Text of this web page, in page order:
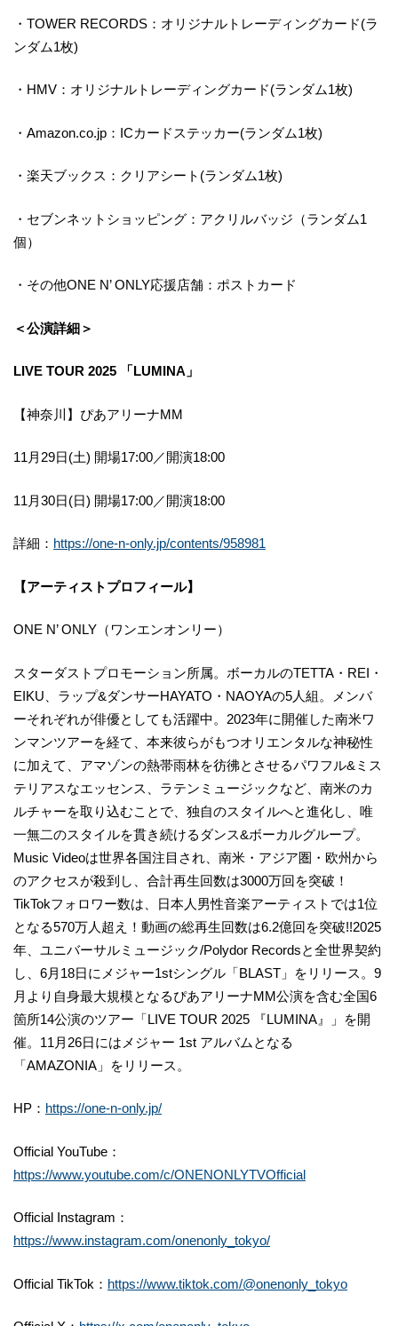
・TOWER RECORDS：オリジナルトレーディングカード(ラ
ンダム1枚)
・HMV：オリジナルトレーディングカード(ランダム1枚)
・Amazon.co.jp：ICカードステッカー(ランダム1枚)
・楽天ブックス：クリアシート(ランダム1枚)
・セブンネットショッピング：アクリルバッジ（ランダム1
個）
・その他ONE N’ ONLY応援店舗：ポストカード
＜公演詳細＞
LIVE TOUR 2025 「LUMINA」
【神奈川】ぴあアリーナMM
11月29日(土) 開場17:00／開演18:00
11月30日(日) 開場17:00／開演18:00
詳細： https://one-n-only.jp/contents/958981
【アーティストプロフィール】
ONE N’ ONLY（ワンエンオンリー）
スターダストプロモーション所属。ボーカルのTETTA・REI・
EIKU、ラップ&ダンサーHAYATO・NAOYAの5人組。メンバ
ーそれぞれが俳優としても活躍中。2023年に開催した南米ワ
ンマンツアーを経て、本来彼らがもつオリエンタルな神秘性
に加えて、アマゾンの熱帯雨林を彷彿とさせるパワフル&ミス
テリアスなエッセンス、ラテンミュージックなど、南米のカ
ルチャーを取り込むことで、独自のスタイルへと進化し、唯
一無二のスタイルを貫き続けるダンス&ボーカルグループ。
Music Videoは世界各国注目され、南米・アジア圏・欧州から
のアクセスが殺到し、合計再生回数は3000万回を突破！
TikTokフォロワー数は、日本人男性音楽アーティストでは1位
となる570万人超え！動画の総再生回数は6.2億回を突破!!2025
年、ユニバーサルミュージック/Polydor Recordsと全世界契約
し、6月18日にメジャー1stシングル「BLAST」をリリース。9
月より自身最大規模となるぴあアリーナMM公演を含む全国6
箇所14公演のツアー「LIVE TOUR 2025 『LUMINA』」を開
催。11月26日にはメジャー 1st アルバムとなる
「AMAZONIA」をリリース。
HP： https://one-n-only.jp/
Official YouTube：
https://www.youtube.com/c/ONENONLYTVOfficial
Official Instagram：
https://www.instagram.com/onenonly_tokyo/
Official TikTok： https://www.tiktok.com/@onenonly_tokyo